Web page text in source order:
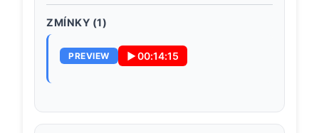
ZMÍNKY (1)
PREVIEW ▶00:14:15